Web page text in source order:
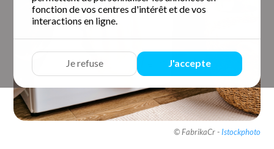
fonction de vos centres d'intérêt et de vos
interactions en ligne.
Je refuse J'accepte
© FabrikaCr - Istockphoto